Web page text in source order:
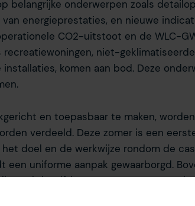
belangrijke onderwerpen zoals
energieprestaties, en nieuwe
CO2-uitstoot en de WLC-
recreatiewoningen, niet-
komen aan bod. Deze
en toepasbaar te maken,
verdeeld. Deze zomer is een
het doel en de werkwijze rondom de
een uniforme aanpak gewaarborgd.
dezelfde casussen moeten